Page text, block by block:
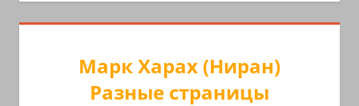
Марк Харах (Ниран)
Разные страницы